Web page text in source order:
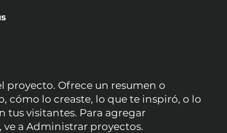
proyecto. Ofrece un resumen o
cómo lo creaste, lo que te inspiró, o lo
tus visitantes. Para agregar
a Administrar proyectos.